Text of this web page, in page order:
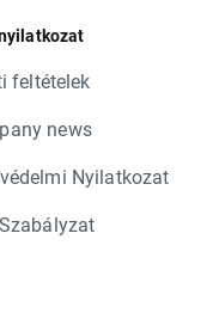
feltételek
news
Nyilatkozat